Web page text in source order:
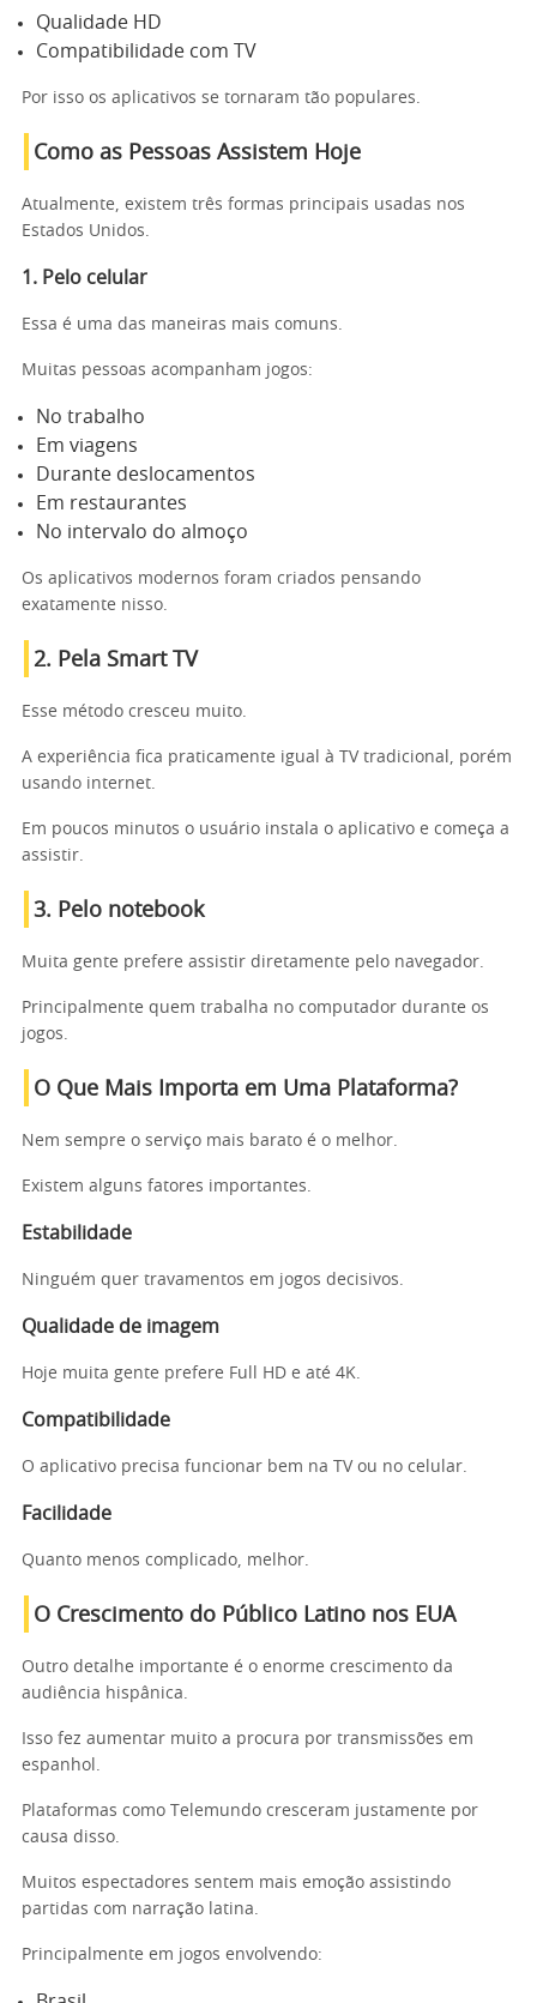
Qualidade HD
Compatibilidade com TV
Por isso os aplicativos se tornaram tão populares.
Como as Pessoas Assistem Hoje
Atualmente, existem três formas principais usadas nos
Estados Unidos.
1. Pelo celular
Essa é uma das maneiras mais comuns.
Muitas pessoas acompanham jogos:
No trabalho
Em viagens
Durante deslocamentos
Em restaurantes
No intervalo do almoço
Os aplicativos modernos foram criados pensando
exatamente nisso.
2. Pela Smart TV
Esse método cresceu muito.
A experiência fica praticamente igual à TV tradicional, porém
usando internet.
Em poucos minutos o usuário instala o aplicativo e começa a
assistir.
3. Pelo notebook
Muita gente prefere assistir diretamente pelo navegador.
Principalmente quem trabalha no computador durante os
jogos.
O Que Mais Importa em Uma Plataforma?
Nem sempre o serviço mais barato é o melhor.
Existem alguns fatores importantes.
Estabilidade
Ninguém quer travamentos em jogos decisivos.
Qualidade de imagem
Hoje muita gente prefere Full HD e até 4K.
Compatibilidade
O aplicativo precisa funcionar bem na TV ou no celular.
Facilidade
Quanto menos complicado, melhor.
O Crescimento do Público Latino nos EUA
Outro detalhe importante é o enorme crescimento da
audiência hispânica.
Isso fez aumentar muito a procura por transmissões em
espanhol.
Plataformas como Telemundo cresceram justamente por
causa disso.
Muitos espectadores sentem mais emoção assistindo
partidas com narração latina.
Principalmente em jogos envolvendo: